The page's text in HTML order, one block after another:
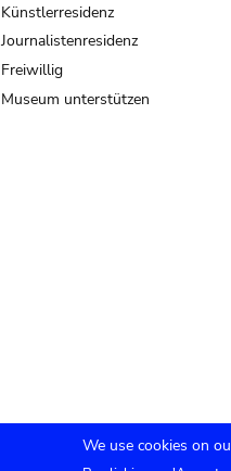
Künstlerresidenz
Journalistenresidenz
Freiwillig
Museum unterstützen
We use cookies on